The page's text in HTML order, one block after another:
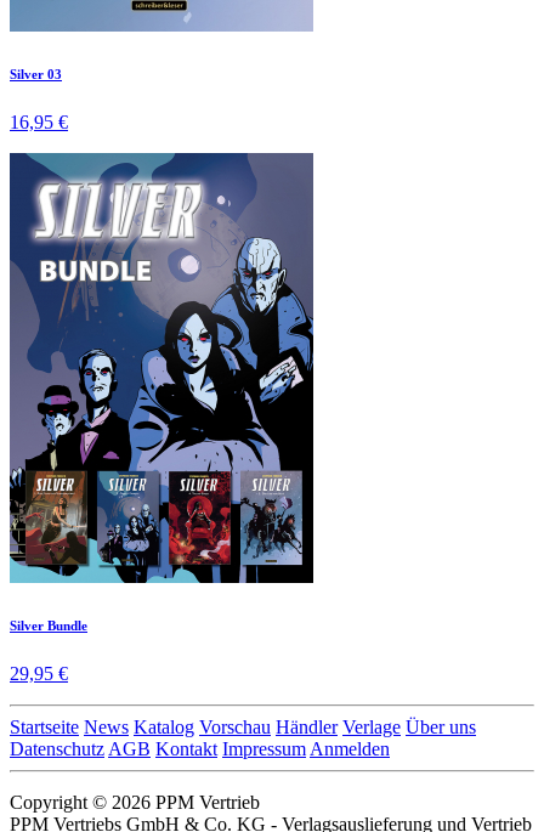
Silver 03
16,95 €
Silver Bundle
29,95 €
Startseite News Katalog Vorschau Händler Verlage Über uns
Datenschutz AGB Kontakt Impressum Anmelden
Copyright © 2026 PPM Vertrieb
PPM Vertriebs GmbH & Co. KG - Verlagsauslieferung und Vertrieb